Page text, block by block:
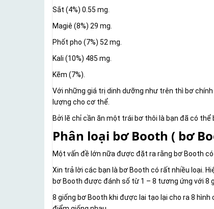
Sắt (4%) 0.55 mg.
Magiê (8%) 29 mg.
Phốt pho (7%) 52 mg.
Kali (10%) 485 mg.
Kẽm (7%).
Với những giá trị dinh dưỡng như trên thì bơ
lượng cho cơ thể.
Bởi lẽ chỉ cần ăn một trái bơ thôi là bạn đã có
Phân loại bơ Booth ( bơ
Một vấn đề lớn nữa được đặt ra rằng bơ Booth
Xin trả lời các bạn là bơ Booth có rất nhiều loại.
bơ Booth được đánh số từ 1 – 8 tương ứng với 8
8 giống bơ Booth khi được lai tạo lại cho ra 8